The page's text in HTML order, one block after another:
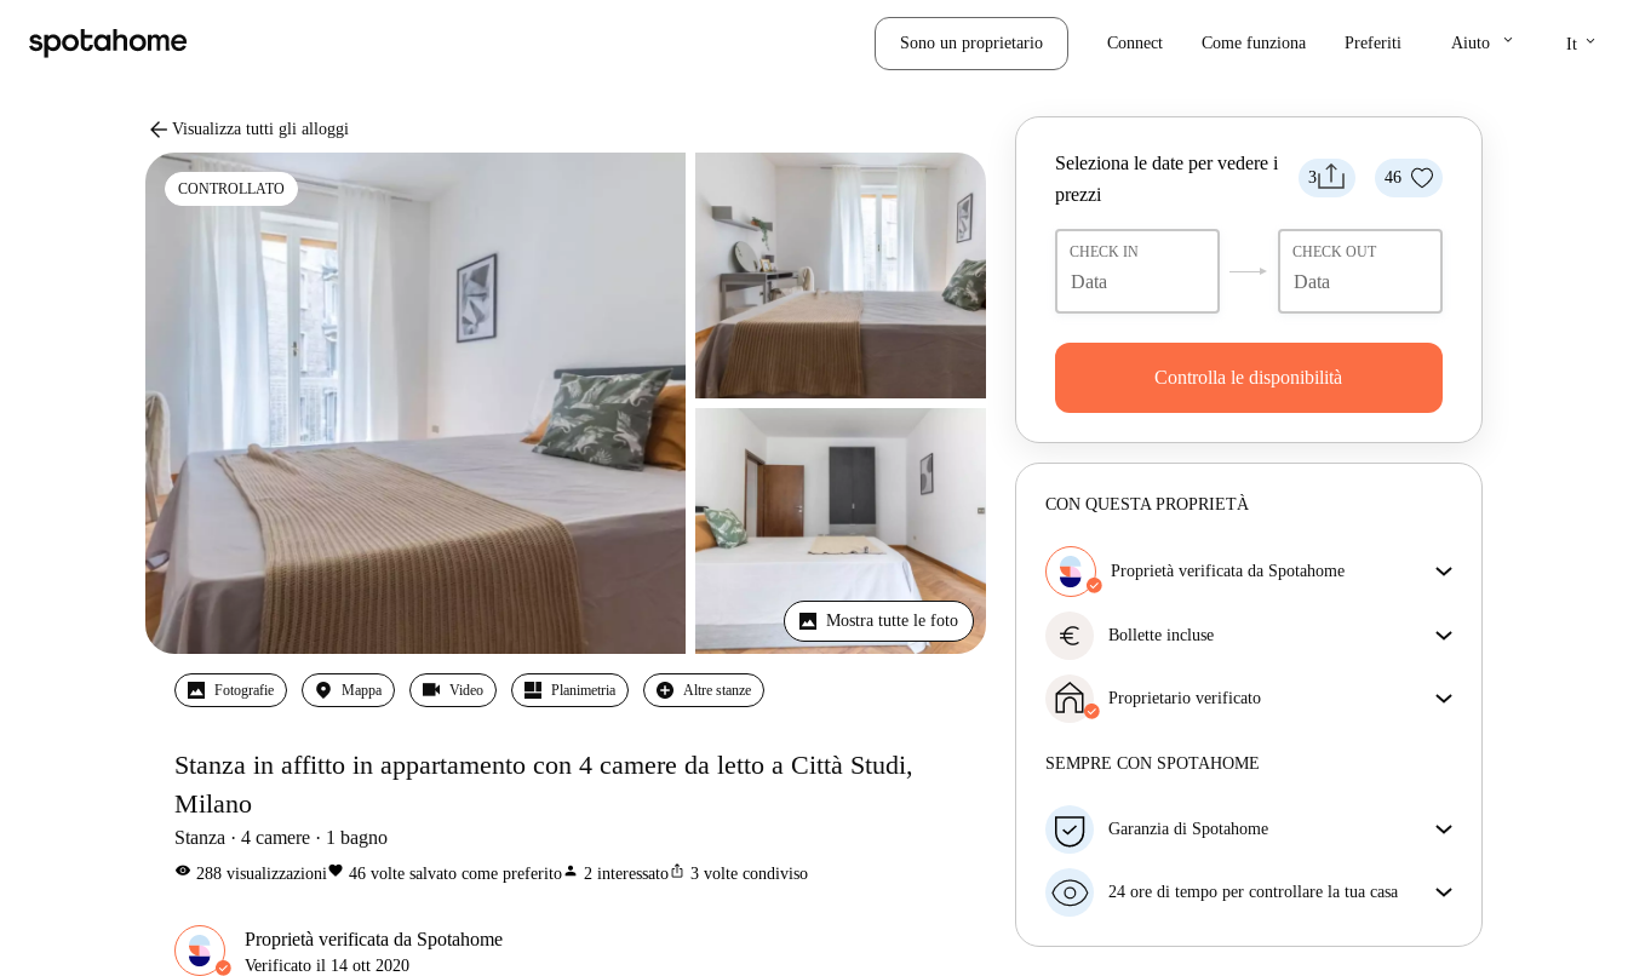
Sono un proprietario Connect Come funziona Preferiti Aiuto keyboard_arrow_down It keyboard_arrow_down
arrow_back Visualizza tutti gli alloggi
CONTROLLATO
Mostra tutte le foto
Fotografie Mappa Video Planimetria Altre stanze
Stanza in affitto in appartamento con 4 camere da letto a Città Studi,
Milano
Stanza 4 camere 1 bagno
visibility 288 visualizzazionifavorite 46 volte salvato come preferitoperson 2 interessatoios_share 3 volte condiviso
Proprietà verificata da Spotahome
Verificato il 14 ott 2020
3 46
Seleziona le date per vedere i
prezzi
CHECK IN CHECK OUT
Controlla le disponibilità
CON QUESTA PROPRIETÀ
Proprietà verificata da Spotahome
ottieni esattamente ciò che vedi nell'annuncio.
euro Bollette incluse
incluse, che coprono l'affitto e le utenze per
un'esperienza di affitto senza problemi.
Proprietario verificato
Maggiori informazioni su questo locatore
SEMPRE CON SPOTAHOME
Garanzia di Spotahome
con breve preavviso, noi A) ti pagheremo un hotel e
B) ti rimborseremo totalmente
24 ore di tempo per controllare la tua casa